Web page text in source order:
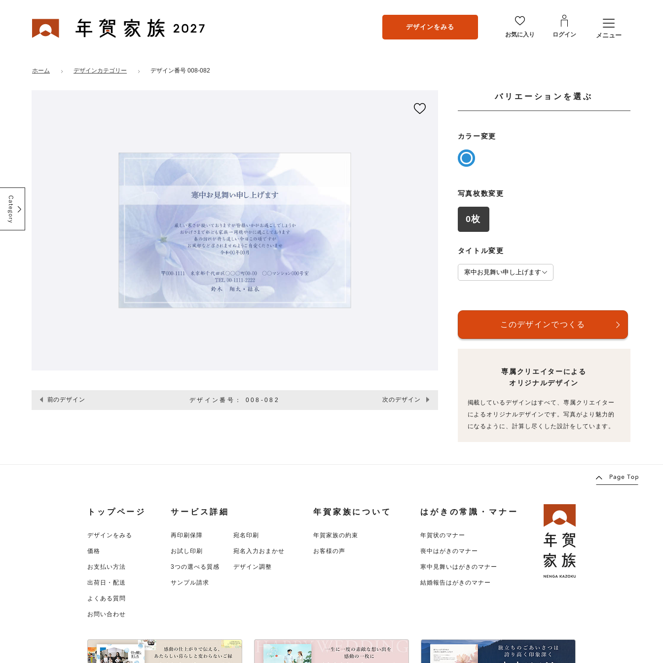
年賀家族 2027 デザインをみる
お気に入り ログイン メニュー
ホーム デザインカテゴリー デザイン番号 008-082
デザイン番号： 008-082
前のデザイン 次のデザイン
バリエーションを選ぶ
カラー変更
写真枚数変更
0枚
タイトル変更
専属クリエイターによる
オリジナルデザイン
掲載しているデザインはすべて、専属クリエイター
によるオリジナルデザインです。写真がより魅力的
になるように、計算し尽くした設計をしています。
トップページ
デザインをみる
価格
お支払い方法
出荷日・配送
よくある質問
お問い合わせ
サービス詳細
再印刷保障 宛名印刷
お試し印刷 宛名入力おまかせ
3つの選べる質感 デザイン調整
サンプル請求
年賀家族について
年賀家族の約束
お客様の声
はがきの常識・マナー
年賀状のマナー
喪中はがきのマナー
寒中見舞いはがきのマナー
結婚報告はがきのマナー